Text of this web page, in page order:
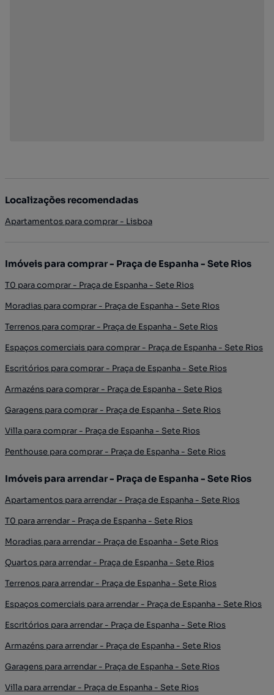
Localizações recomendadas
Apartamentos para comprar - Lisboa
Imóveis para comprar - Praça de Espanha - Sete Rios
T0 para comprar - Praça de Espanha - Sete Rios
Moradias para comprar - Praça de Espanha - Sete Rios
Terrenos para comprar - Praça de Espanha - Sete Rios
Espaços comerciais para comprar - Praça de Espanha - Sete Rios
Escritórios para comprar - Praça de Espanha - Sete Rios
Armazéns para comprar - Praça de Espanha - Sete Rios
Garagens para comprar - Praça de Espanha - Sete Rios
Villa para comprar - Praça de Espanha - Sete Rios
Penthouse para comprar - Praça de Espanha - Sete Rios
Imóveis para arrendar - Praça de Espanha - Sete Rios
Apartamentos para arrendar - Praça de Espanha - Sete Rios
T0 para arrendar - Praça de Espanha - Sete Rios
Moradias para arrendar - Praça de Espanha - Sete Rios
Quartos para arrendar - Praça de Espanha - Sete Rios
Terrenos para arrendar - Praça de Espanha - Sete Rios
Espaços comerciais para arrendar - Praça de Espanha - Sete Rios
Escritórios para arrendar - Praça de Espanha - Sete Rios
Armazéns para arrendar - Praça de Espanha - Sete Rios
Garagens para arrendar - Praça de Espanha - Sete Rios
Villa para arrendar - Praça de Espanha - Sete Rios